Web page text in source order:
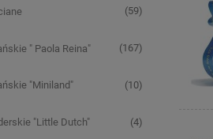
(59)
" Paola Reina" (167)
"Miniland" (10)
"Little Dutch" (4)